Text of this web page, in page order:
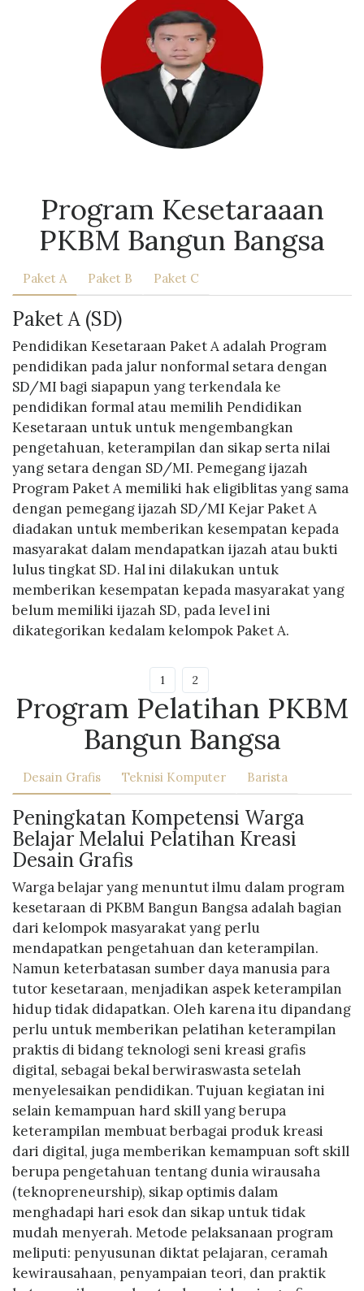
Program Kesetaraaan
PKBM Bangun Bangsa
Paket A Paket B Paket C
Paket A (SD)
Pendidikan Kesetaraan Paket A adalah Program
pendidikan pada jalur nonformal setara dengan
SD/MI bagi siapapun yang terkendala ke
pendidikan formal atau memilih Pendidikan
Kesetaraan untuk untuk mengembangkan
pengetahuan, keterampilan dan sikap serta nilai
yang setara dengan SD/MI. Pemegang ijazah
Program Paket A memiliki hak eligiblitas yang sama
dengan pemegang ijazah SD/MI Kejar Paket A
diadakan untuk memberikan kesempatan kepada
masyarakat dalam mendapatkan ijazah atau bukti
lulus tingkat SD. Hal ini dilakukan untuk
memberikan kesempatan kepada masyarakat yang
belum memiliki ijazah SD, pada level ini
dikategorikan kedalam kelompok Paket A.
1 2
Program Pelatihan PKBM
Bangun Bangsa
Desain Grafis Teknisi Komputer Barista
Peningkatan Kompetensi Warga
Belajar Melalui Pelatihan Kreasi
Desain Grafis
Warga belajar yang menuntut ilmu dalam program
kesetaraan di PKBM Bangun Bangsa adalah bagian
dari kelompok masyarakat yang perlu
mendapatkan pengetahuan dan keterampilan.
Namun keterbatasan sumber daya manusia para
tutor kesetaraan, menjadikan aspek keterampilan
hidup tidak didapatkan. Oleh karena itu dipandang
perlu untuk memberikan pelatihan keterampilan
praktis di bidang teknologi seni kreasi grafis
digital, sebagai bekal berwiraswasta setelah
menyelesaikan pendidikan. Tujuan kegiatan ini
selain kemampuan hard skill yang berupa
keterampilan membuat berbagai produk kreasi
dari digital, juga memberikan kemampuan soft skill
berupa pengetahuan tentang dunia wirausaha
(teknopreneurship), sikap optimis dalam
menghadapi hari esok dan sikap untuk tidak
mudah menyerah. Metode pelaksanaan program
meliputi: penyusunan diktat pelajaran, ceramah
kewirausahaan, penyampaian teori, dan praktik